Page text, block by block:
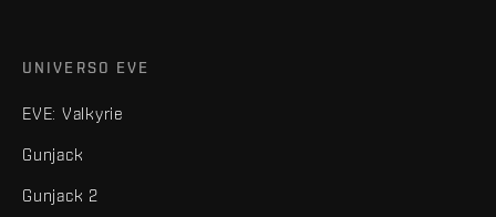
UNIVERSO EVE
EVE: Valkyrie
Gunjack
Gunjack 2